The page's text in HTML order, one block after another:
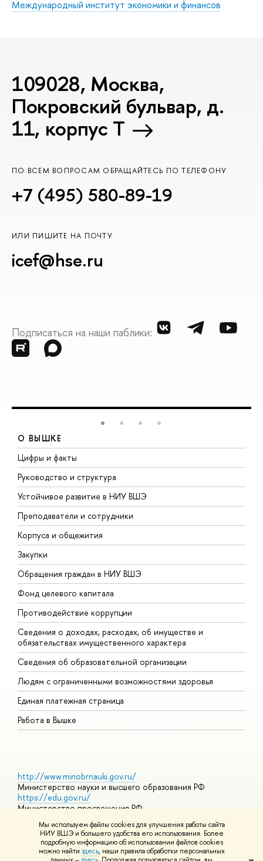
Мы используем файлы cookies для улучшения работы сайта
НИУ ВШЭ и большего удобства его использования. Более
подробную информацию об использовании файлов cookies
можно найти здесь, наши правила обработки персональных
Международный институт экономики и финансов
109028, Москва,
Покровский бульвар, д.
11, корпус T
ПО ВСЕМ ВОПРОСАМ ОБРАЩАЙТЕСЬ ПО ТЕЛЕФОНУ
+7 (495) 580-89-19
ИЛИ ПИШИТЕ НА ПОЧТУ
icef@hse.ru
Подписаться на наши паблики:
О ВЫШКЕ
Цифры и факты
Руководство и структура
Устойчивое развитие в НИУ ВШЭ
Преподаватели и сотрудники
Корпуса и общежития
Закупки
Обращения граждан в НИУ ВШЭ
Фонд целевого капитала
Противодействие коррупции
Сведения о доходах, расходах, об имуществе и
обязательствах имущественного характера
Сведения об образовательной организации
Людям с ограниченными возможностями здоровья
Единая платежная страница
Работа в Вышке
http://www.minobrnauki.gov.ru/
Министерство науки и высшего образования РФ
https://edu.gov.ru/
Министерство просвещения РФ
https://elearning.hse.ru/mooc
Массовые открытые онлайн-курсы